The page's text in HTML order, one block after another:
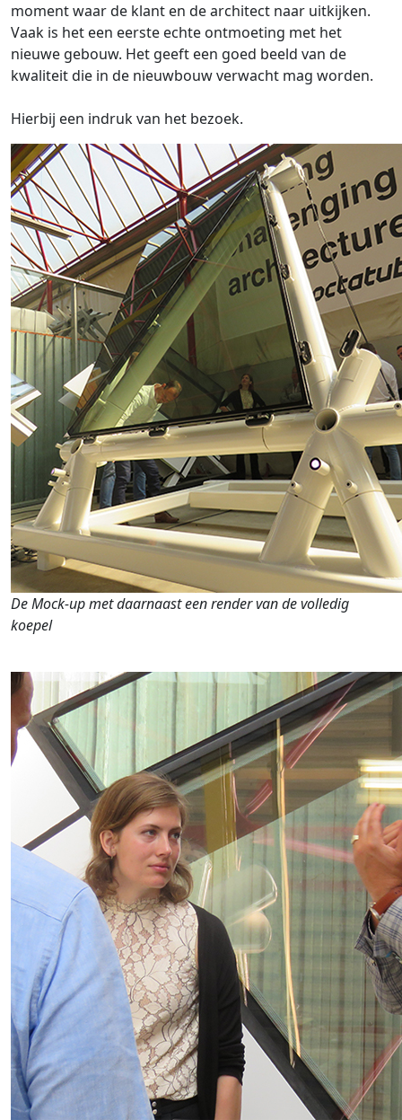
moment waar de klant en de architect naar uitkijken.
Vaak is het een eerste echte ontmoeting met het
nieuwe gebouw. Het geeft een goed beeld van de
kwaliteit die in de nieuwbouw verwacht mag worden.
Hierbij een indruk van het bezoek.
De Mock-up met daarnaast een render van de volledig
koepel